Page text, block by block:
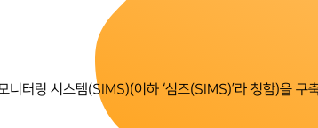
터링 시스템(SIMS)(이하 ‘심즈(SIMS)’라 칭함)을 구